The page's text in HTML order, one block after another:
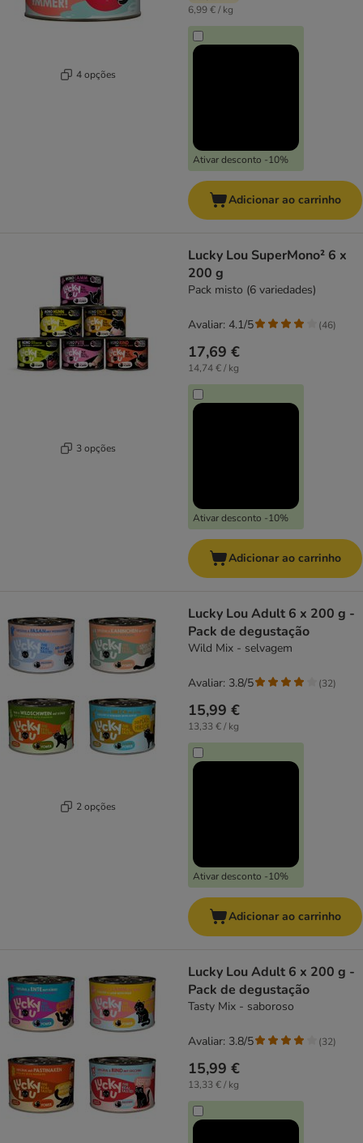
4 opções
6,99 € / kg
Ativar desconto -10%
Adicionar ao carrinho
3 opções
Lucky Lou SuperMono² 6 x
200 g
Pack misto (6 variedades)
17,69 €
14,74 € / kg
Ativar desconto -10%
Avaliar: 4.1/5 (46)
Adicionar ao carrinho
2 opções
Lucky Lou Adult 6 x 200 g -
Pack de degustação
Wild Mix - selvagem
15,99 €
13,33 € / kg
Ativar desconto -10%
Avaliar: 3.8/5 (32)
Adicionar ao carrinho
Lucky Lou Adult 6 x 200 g -
Pack de degustação
Tasty Mix - saboroso
15,99 €
13,33 € / kg
Avaliar: 3.8/5 (32)